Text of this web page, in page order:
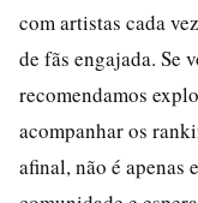
com artistas cada
de fãs engajada. Se
recomendamos
acompanhar os
afinal, não é apenas